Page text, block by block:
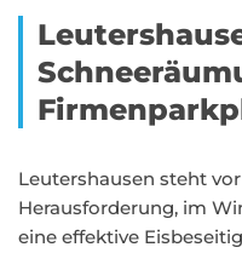
Leutershausen steht
Herausforderung, im
eine effektive